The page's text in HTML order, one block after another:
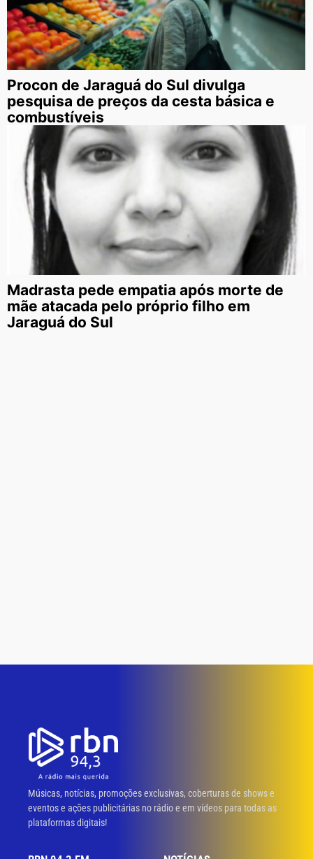
Procon de Jaraguá do Sul divulga
pesquisa de preços da cesta básica e
combustíveis
Madrasta pede empatia após morte de
mãe atacada pelo próprio filho em
Jaraguá do Sul
Músicas, notícias, promoções exclusivas, coberturas de shows e
eventos e ações publicitárias no rádio e em vídeos para todas as
plataformas digitais!